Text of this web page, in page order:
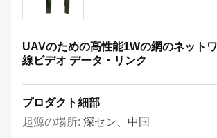
UAVのための高性能1Wの網のネット
線ビデオ データ・リンク
プロダクト細部
起源の場所: 深セン、中国